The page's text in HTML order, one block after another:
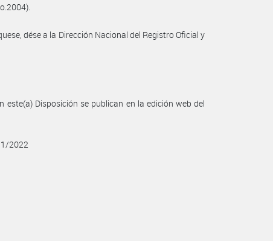
dése a la Dirección Nacional del Registro Oficial y
este(a) Disposición se publican en la edición web del
2022